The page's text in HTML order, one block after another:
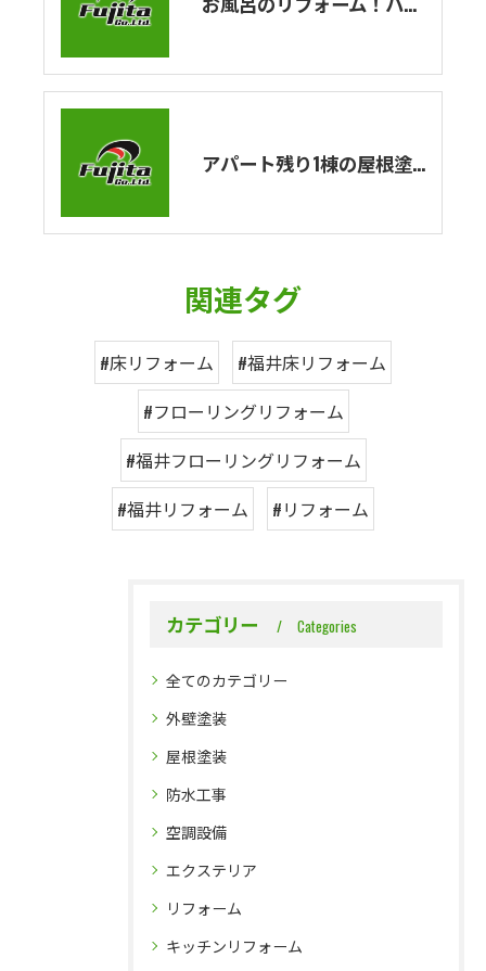
アパート残り1棟の屋根塗装・外壁塗装工事が完了しました！
関連タグ
#床リフォーム
#福井床リフォーム
#フローリングリフォーム
#福井フローリングリフォーム
#福井リフォーム
#リフォーム
カテゴリー Categories
全てのカテゴリー
外壁塗装
屋根塗装
防水工事
空調設備
エクステリア
リフォーム
キッチンリフォーム